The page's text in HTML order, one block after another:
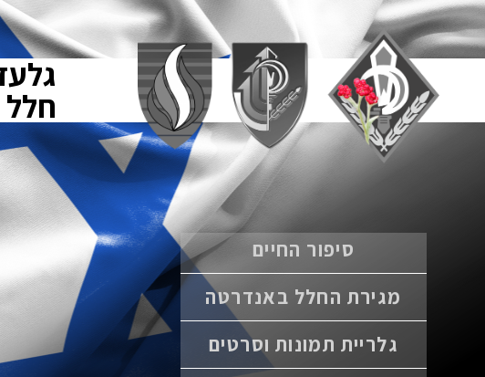
חלל
סיפור החיים
מגירת החלל באנדרטה
גלריית תמונות וסרטים